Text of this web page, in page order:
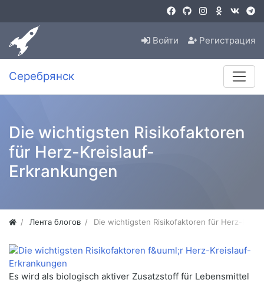
Войти Регистрация
Серебрянск
Die wichtigsten Risikofaktoren
für Herz-Kreislauf-
Erkrankungen
Лента блогов Die wichtigsten Risikofaktoren für Herz-
Es wird als biologisch aktiver Zusatzstoff für Lebensmittel